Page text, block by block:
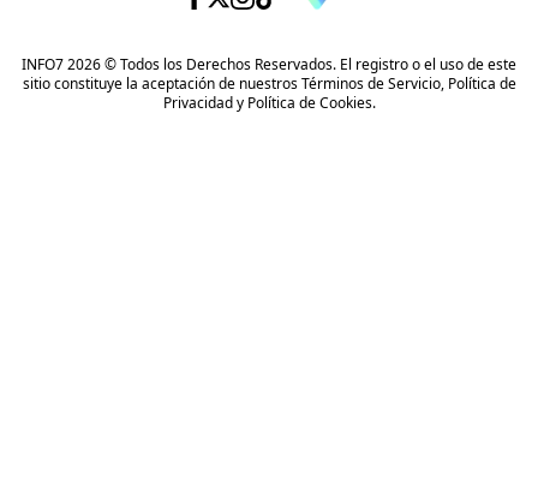
INFO7 2026 © Todos los Derechos Reservados. El registro o el uso de este
sitio constituye la aceptación de nuestrosTérminos de Servicio, Política de
Privacidady Política de Cookies.